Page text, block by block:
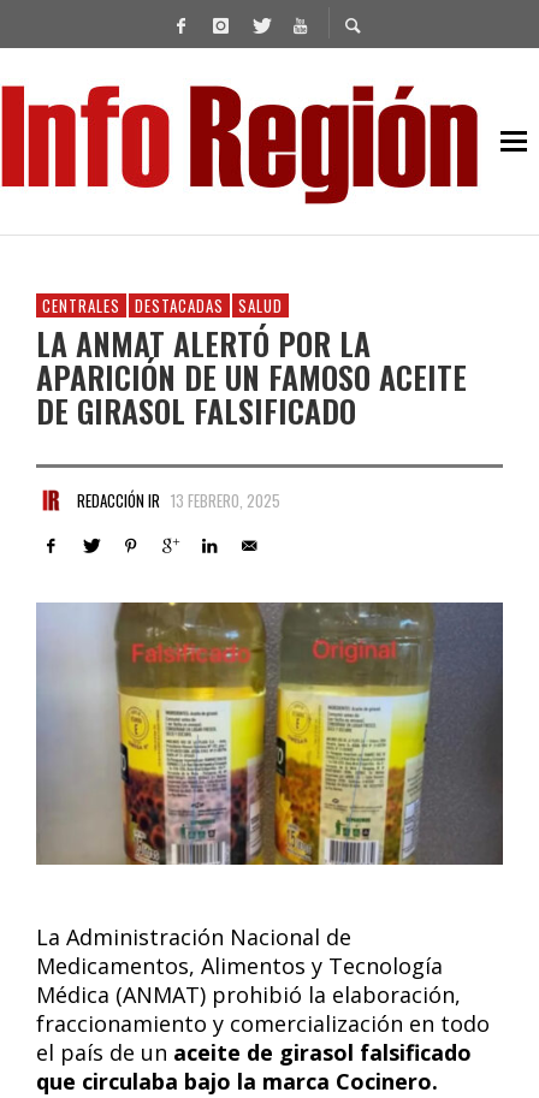
CENTRALES DESTACADAS SALUD
LA ANMAT ALERTÓ POR LA
APARICIÓN DE UN FAMOSO ACEITE
DE GIRASOL FALSIFICADO
REDACCIÓN IR 13 FEBRERO, 2025
La Administración Nacional de
Medicamentos, Alimentos y Tecnología
Médica (ANMAT) prohibió la elaboración,
fraccionamiento y comercialización en todo
el país de un aceite de girasol falsificado
que circulaba bajo la marca Cocinero.